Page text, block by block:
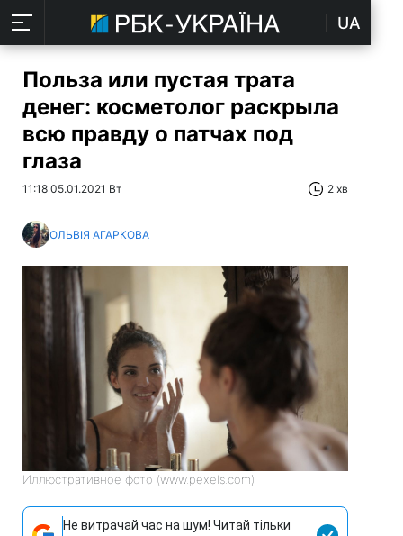
UA
Польза или пустая трата
денег: косметолог раскрыла
всю правду о патчах под
глаза
11:18 05.01.2021 Вт 2 хв
ОЛЬВІЯ АГАРКОВА
Иллюстративное фото (www.pexels.com)
Не витрачай час на шум! Читай тільки